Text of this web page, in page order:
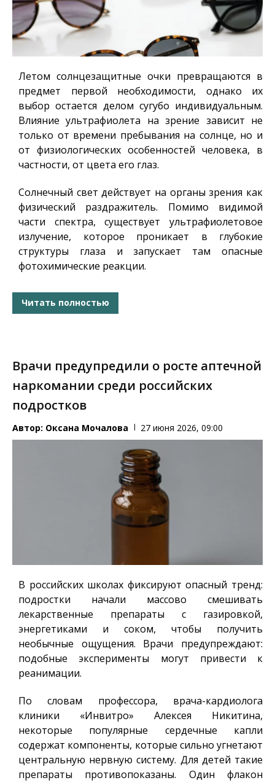
Летом солнцезащитные очки превращаются в
предмет первой необходимости, однако их
выбор остается делом сугубо индивидуальным.
Влияние ультрафиолета на зрение зависит не
только от времени пребывания на солнце, но и
от физиологических особенностей человека, в
частности, от цвета его глаз.
Солнечный свет действует на органы зрения как
физический раздражитель. Помимо видимой
части спектра, существует ультрафиолетовое
излучение, которое проникает в глубокие
структуры глаза и запускает там опасные
фотохимические реакции.
Читать полностью
Врачи предупредили о росте аптечной
наркомании среди российских
подростков
Автор: Оксана Мочалова 27 июня 2026, 09:00
В российских школах фиксируют опасный тренд:
подростки начали массово смешивать
лекарственные препараты с газировкой,
энергетиками и соком, чтобы получить
необычные ощущения. Врачи предупреждают:
подобные эксперименты могут привести к
реанимации.
По словам профессора, врача-кардиолога
клиники «Инвитро» Алексея Никитина,
некоторые популярные сердечные капли
содержат компоненты, которые сильно угнетают
центральную нервную систему. Для детей такие
препараты противопоказаны. Один флакон